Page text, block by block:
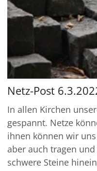
Netz-Post
In allen Kirchen
gespannt. Netze
ihnen können wir
aber auch tragen
schwere Steine